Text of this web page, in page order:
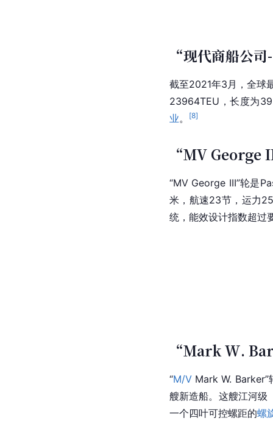
“现代商船公
截至2021年3月，全球
23964TEU，长度为
业。 [8]
“MV George
“MV George III”轮是
米，航速23节，运力
统，能效设计指数超过
“Mark W.
“M/V Mark W.
艘新造船。这艘江河级
一个四叶可控螺距的螺